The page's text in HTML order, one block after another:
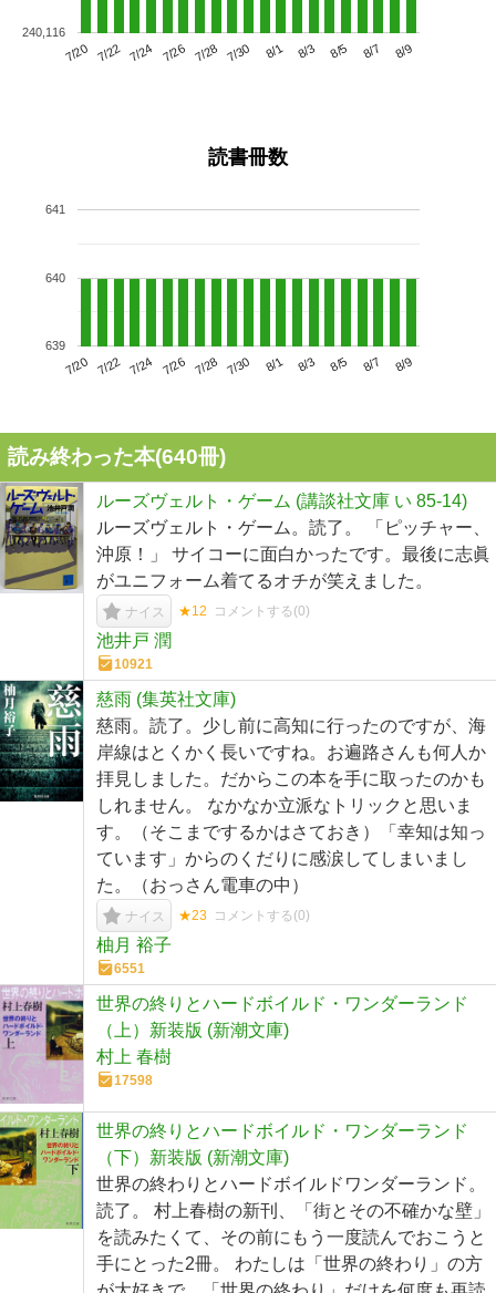
7/20 7/22 7/24 7/26 7/28 7/30 8/1 8/3 8/5 8/7 8/9
240,116
読書冊数
7/20 7/22 7/24 7/26 7/28 7/30 8/1 8/3 8/5 8/7 8/9
639
640
641
読み終わった本(640冊)
ルーズヴェルト・ゲーム (講談社文庫 い 85-14)
ルーズヴェルト・ゲーム。読了。 「ピッチャー、
沖原！」 サイコーに面白かったです。最後に志眞
がユニフォーム着てるオチが笑えました。
ナイス ★12 コメントする(0)
池井戸 潤
10921
慈雨 (集英社文庫)
慈雨。読了。少し前に高知に行ったのですが、海
岸線はとくかく長いですね。お遍路さんも何人か
拝見しました。だからこの本を手に取ったのかも
しれません。 なかなか立派なトリックと思いま
す。（そこまでするかはさておき）「幸知は知っ
ています」からのくだりに感涙してしまいまし
た。（おっさん電車の中）
ナイス ★23 コメントする(0)
柚月 裕子
6551
世界の終りとハードボイルド・ワンダーランド
（上）新装版 (新潮文庫)
村上 春樹
17598
世界の終りとハードボイルド・ワンダーランド
（下）新装版 (新潮文庫)
世界の終わりとハードボイルドワンダーランド。
読了。 村上春樹の新刊、「街とその不確かな壁」
を読みたくて、その前にもう一度読んでおこうと
手にとった2冊。 わたしは「世界の終わり」の方